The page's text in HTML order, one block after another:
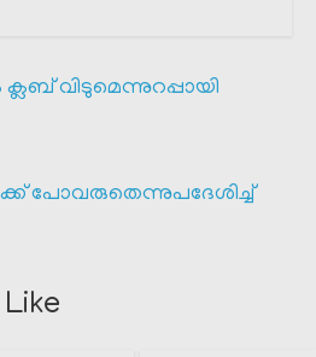
വിടുമെന്നുറപ്പായി
പോവരുതെന്നുപദേശിച്ച്